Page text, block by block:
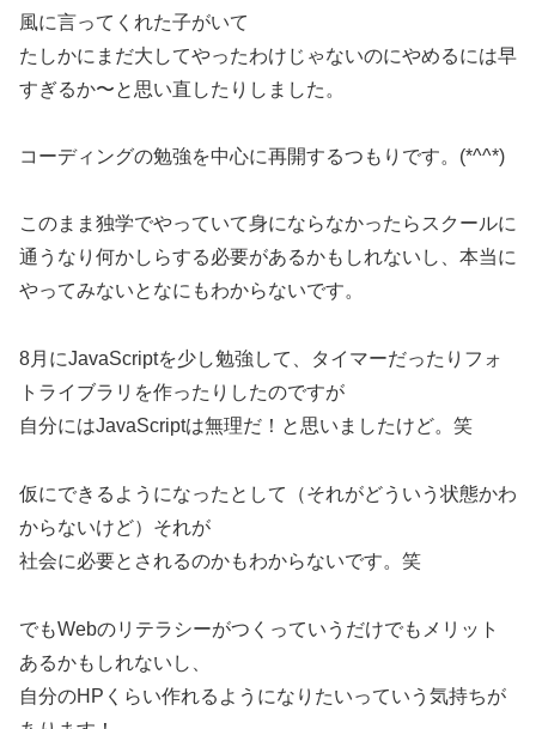
風に言ってくれた子がいて
たしかにまだ大してやったわけじゃないのにやめるには早
すぎるか〜と思い直したりしました。
コーディングの勉強を中心に再開するつもりです。(*^^*)
このまま独学でやっていて身にならなかったらスクールに
通うなり何かしらする必要があるかもしれないし、本当に
やってみないとなにもわからないです。
8月にJavaScriptを少し勉強して、タイマーだったりフォ
トライブラリを作ったりしたのですが
自分にはJavaScriptは無理だ！と思いましたけど。笑
仮にできるようになったとして（それがどういう状態かわ
からないけど）それが
社会に必要とされるのかもわからないです。笑
でもWebのリテラシーがつくっていうだけでもメリット
あるかもしれないし、
自分のHPくらい作れるようになりたいっていう気持ちが